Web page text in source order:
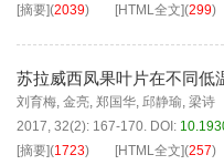
[摘要](2039) [HTML全文](299)
苏拉威西凤果叶片在不同低
刘育梅, 金亮, 郑国华, 邱静瑜, 梁诗
2017, 32(2): 167-170. DOI:
[摘要](1723) [HTML全文](257)